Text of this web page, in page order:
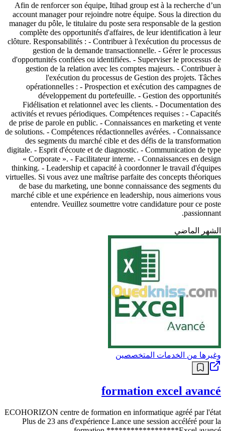
Afin de renforcer son équipe, Itihad group est à la recherche d’un
account manager pour rejoindre notre équipe. Sous la direction du
manager du pôle, le titulaire du poste sera responsable de la gestion
complète des opportunités d'affaires, de leur identification à leur
clôture. Responsabilités : - Contribuer à l'exécution du processus de
gestion de la demande transactionnelle. - Gérer le processus
d'opportunités confiées ou identifiées. - Superviser le processus de
gestion de la relation avec les comptes majeurs. - Contribuer à
l'exécution du processus de Gestion des projets. Tâches
opérationnelles : - Prospection et exécution des campagnes de
développement du portefeuille. - Gestion des opportunités
Fidélisation et relationnel avec les clients. - Documentation des
activités et revues périodiques. Compétences requises : - Capacités
de prise de parole en public. - Connaissances en marketing et vente
de solutions. - Compétences rédactionnelles avérées. - Connaissance
des segments du marché cible et des défis de la transformation
digitale. - Esprit d'écoute et de diagnostic. - Communication de type
« Corporate ». - Facilitateur interne. - Connaissances en design
thinking. - Leadership et capacité à coordonner le travail d'équipes
virtuelles. Si vous avez une maîtrise parfaite des concepts théoriques
de base du marketing, une bonne connaissance des segments du
marché cible et une expérience en leadership, nous aimerions vous
entendre. Veuillez soumettre votre candidature pour ce poste
passionnant.
الشهر الماضي
وغيرها من الخدمات المتخصصين
formation excel avancé
ECOHORIZON centre de formation en informatique agréé par l'état
Plus de 23 ans d'expérience Lance une session accéléré pour la